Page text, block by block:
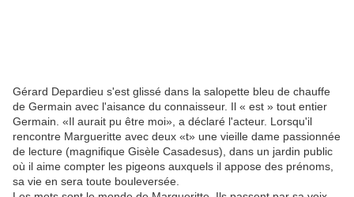
Gérard Depardieu s'est glissé dans la salopette bleu de chauffe
de Germain avec l'aisance du connaisseur. Il « est » tout entier
Germain. «Il aurait pu être moi», a déclaré l'acteur. Lorsqu'il
rencontre Margueritte avec deux «t» une vieille dame passionnée
de lecture (magnifique Gisèle Casadesus), dans un jardin public
où il aime compter les pigeons auxquels il appose des prénoms,
sa vie en sera toute bouleversée.